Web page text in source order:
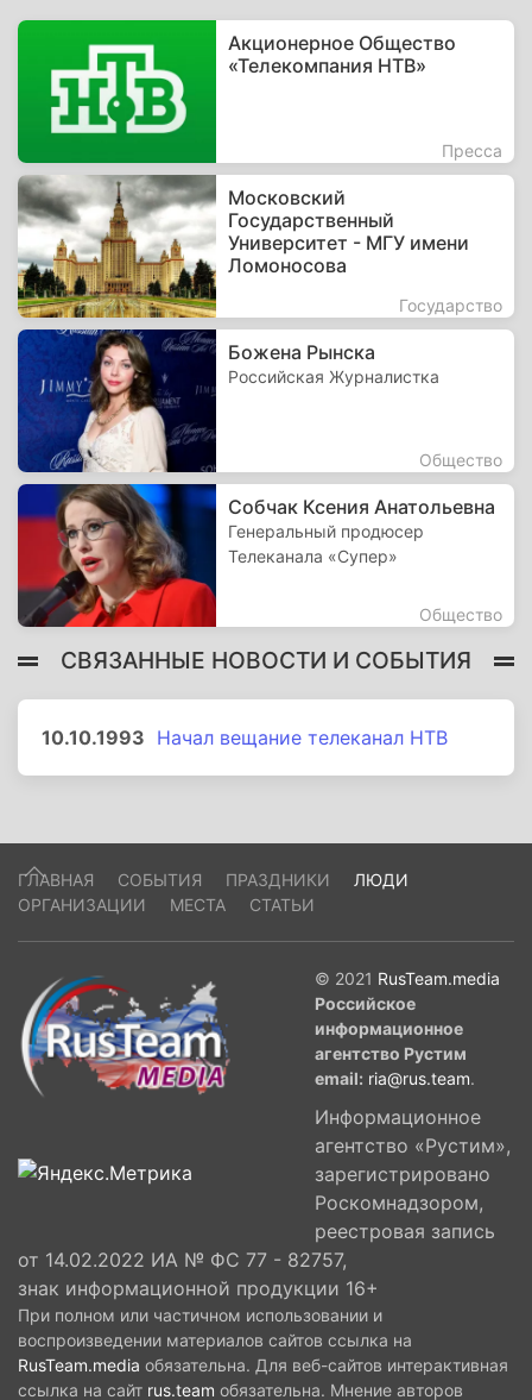
Акционерное Общество
«Телекомпания НТВ»
Пресса
Московский
Государственный
Университет - МГУ имени
Ломоносова
Государство
Божена Рынска
Российская Журналистка
Общество
Собчак Ксения Анатольевна
Генеральный продюсер
Телеканала «Супер»
Общество
СВЯЗАННЫЕ НОВОСТИ И СОБЫТИЯ
10.10.1993 Начал вещание телеканал НТВ
ГЛАВНАЯ СОБЫТИЯ ПРАЗДНИКИ
ЛЮДИ
ОРГАНИЗАЦИИ
МЕСТА СТАТЬИ
© 2021 RusTeam.media
Российское
информационное
агентство Рустим
email: ria@rus.team.
Информационное
агентство «Рустим»,
зарегистрировано
Роскомнадзором,
реестровая запись
от 14.02.2022 ИА № ФС 77 - 82757,
знак информационной продукции 16+
При полном или частичном использовании и
воспроизведении материалов сайтов ссылка на
RusTeam.media обязательна. Для веб-сайтов интерактивная
ссылка на сайт rus.team обязательна. Мнение авторов